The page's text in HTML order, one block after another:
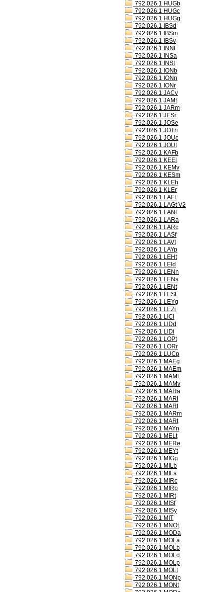
792.026.1 HUGb
792.026.1 HUGc
792.026.1 HUGg
792.026.1 IBSd
792.026.1 IBSm
792.026.1 IBSv
792.026.1 INNt
792.026.1 INSa
792.026.1 INSt
792.026.1 IONb
792.026.1 IONn
792.026.1 IONr
792.026.1 JACv
792.026.1 JAMt
792.026.1 JARm
792.026.1 JESr
792.026.1 JOSe
792.026.1 JOTn
792.026.1 JOUc
792.026.1 JOUt
792.026.1 KAFb
792.026.1 KEEl
792.026.1 KEMv
792.026.1 KESm
792.026.1 KLEh
792.026.1 KLEr
792.026.1 LAFt
792.026.1 LAGt V2
792.026.1 LANl
792.026.1 LARa
792.026.1 LARc
792.026.1 LASf
792.026.1 LAVt
792.026.1 LAYp
792.026.1 LEHt
792.026.1 LEId
792.026.1 LENn
792.026.1 LENs
792.026.1 LENt
792.026.1 LESt
792.026.1 LEYg
792.026.1 LEZi
792.026.1 LICl
792.026.1 LIDd
792.026.1 LIDi
792.026.1 LOPt
792.026.1 LORr
792.026.1 LUCp
792.026.1 MAEg
792.026.1 MAEm
792.026.1 MAMt
792.026.1 MAMv
792.026.1 MARa
792.026.1 MARi
792.026.1 MARl
792.026.1 MARm
792.026.1 MARt
792.026.1 MAYn
792.026.1 MELt
792.026.1 MERe
792.026.1 MEYt
792.026.1 MIGp
792.026.1 MILb
792.026.1 MILs
792.026.1 MIRc
792.026.1 MIRp
792.026.1 MIRt
792.026.1 MISf
792.026.1 MISy
792.026.1 MIT
792.026.1 MNOt
792.026.1 MODa
792.026.1 MOLa
792.026.1 MOLb
792.026.1 MOLd
792.026.1 MOLp
792.026.1 MOLt
792.026.1 MONp
792.026.1 MONt